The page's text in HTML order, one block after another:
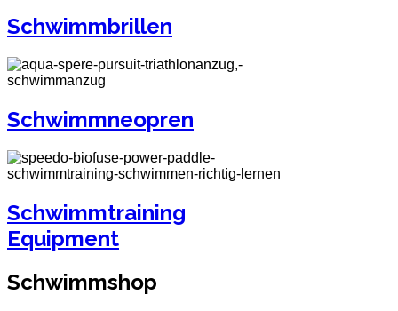
Schwimmbrillen
Schwimmneopren
Schwimmtraining
Equipment
Schwimmshop